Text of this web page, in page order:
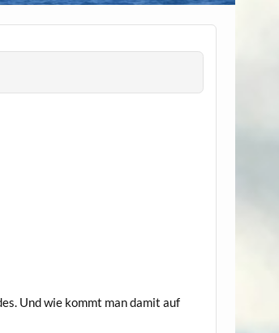
Und wie kommt man damit auf